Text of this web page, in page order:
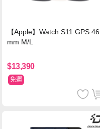
【Apple】Watch S11 GPS 46
mm M/L
$13,390
免運